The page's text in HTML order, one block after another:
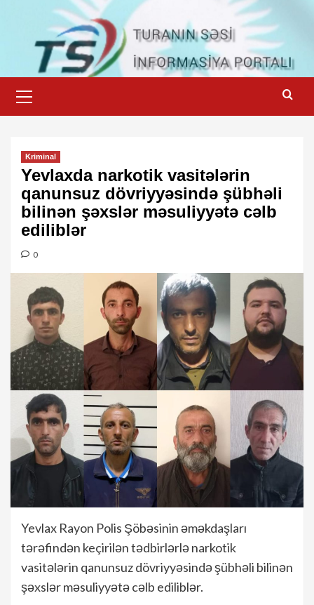
content
Menu
Kriminal
Yevlaxda narkotik vasitələrin
qanunsuz dövriyyəsində şübhəli
bilinən şəxslər məsuliyyətə cəlb
ediliblər
0
Yevlax Rayon Polis Şöbəsinin əməkdaşları
tərəfindən keçirilən tədbirlərlə narkotik
vasitələrin qanunsuz dövriyyəsində şübhəli bilinən
şəxslər məsuliyyətə cəlb ediliblər.